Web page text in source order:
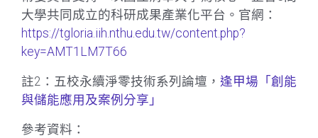
大學共同成立的科研成果產業化平台。官網：
https://tgloria.iih.nthu.edu.tw/content.php?
key=AMT1LM7T66
註2：五校永續淨零技術系列論壇， 逢甲場「創能
與儲能應用及案例分享」
參考資料：